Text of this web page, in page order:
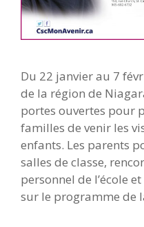
Du 22 janvier au 7
de la région de
portes ouvertes pour
familles de venir les
enfants. Les parents
salles de classe,
personnel de l’école
sur le programme de